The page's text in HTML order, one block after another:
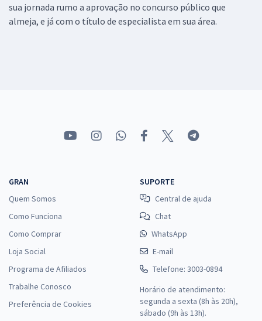
sua jornada rumo a aprovação no concurso público que
almeja, e já com o título de especialista em sua área.
GRAN
Quem Somos
Como Funciona
Como Comprar
Loja Social
Programa de Afiliados
Trabalhe Conosco
Preferência de Cookies
SUPORTE
Central de ajuda
Chat
WhatsApp
E-mail
Telefone: 3003-0894
Horário de atendimento:
segunda a sexta (8h às 20h),
sábado (9h às 13h).